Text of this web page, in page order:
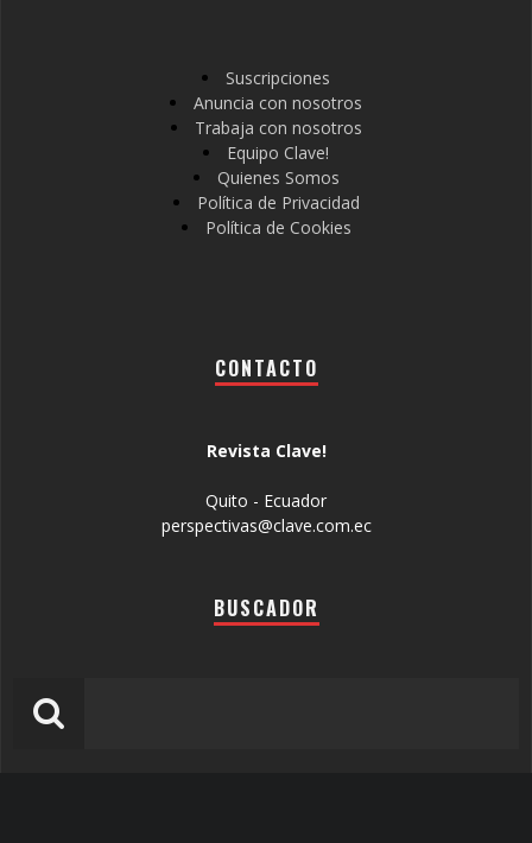
Suscripciones
Anuncia con nosotros
Trabaja con nosotros
Equipo Clave!
Quienes Somos
Política de Privacidad
Política de Cookies
CONTACTO
Revista Clave!
Quito - Ecuador
perspectivas@clave.com.ec
BUSCADOR